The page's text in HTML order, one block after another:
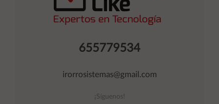
655779534
irorrosistemas@gmail.com
¡Síguenos!